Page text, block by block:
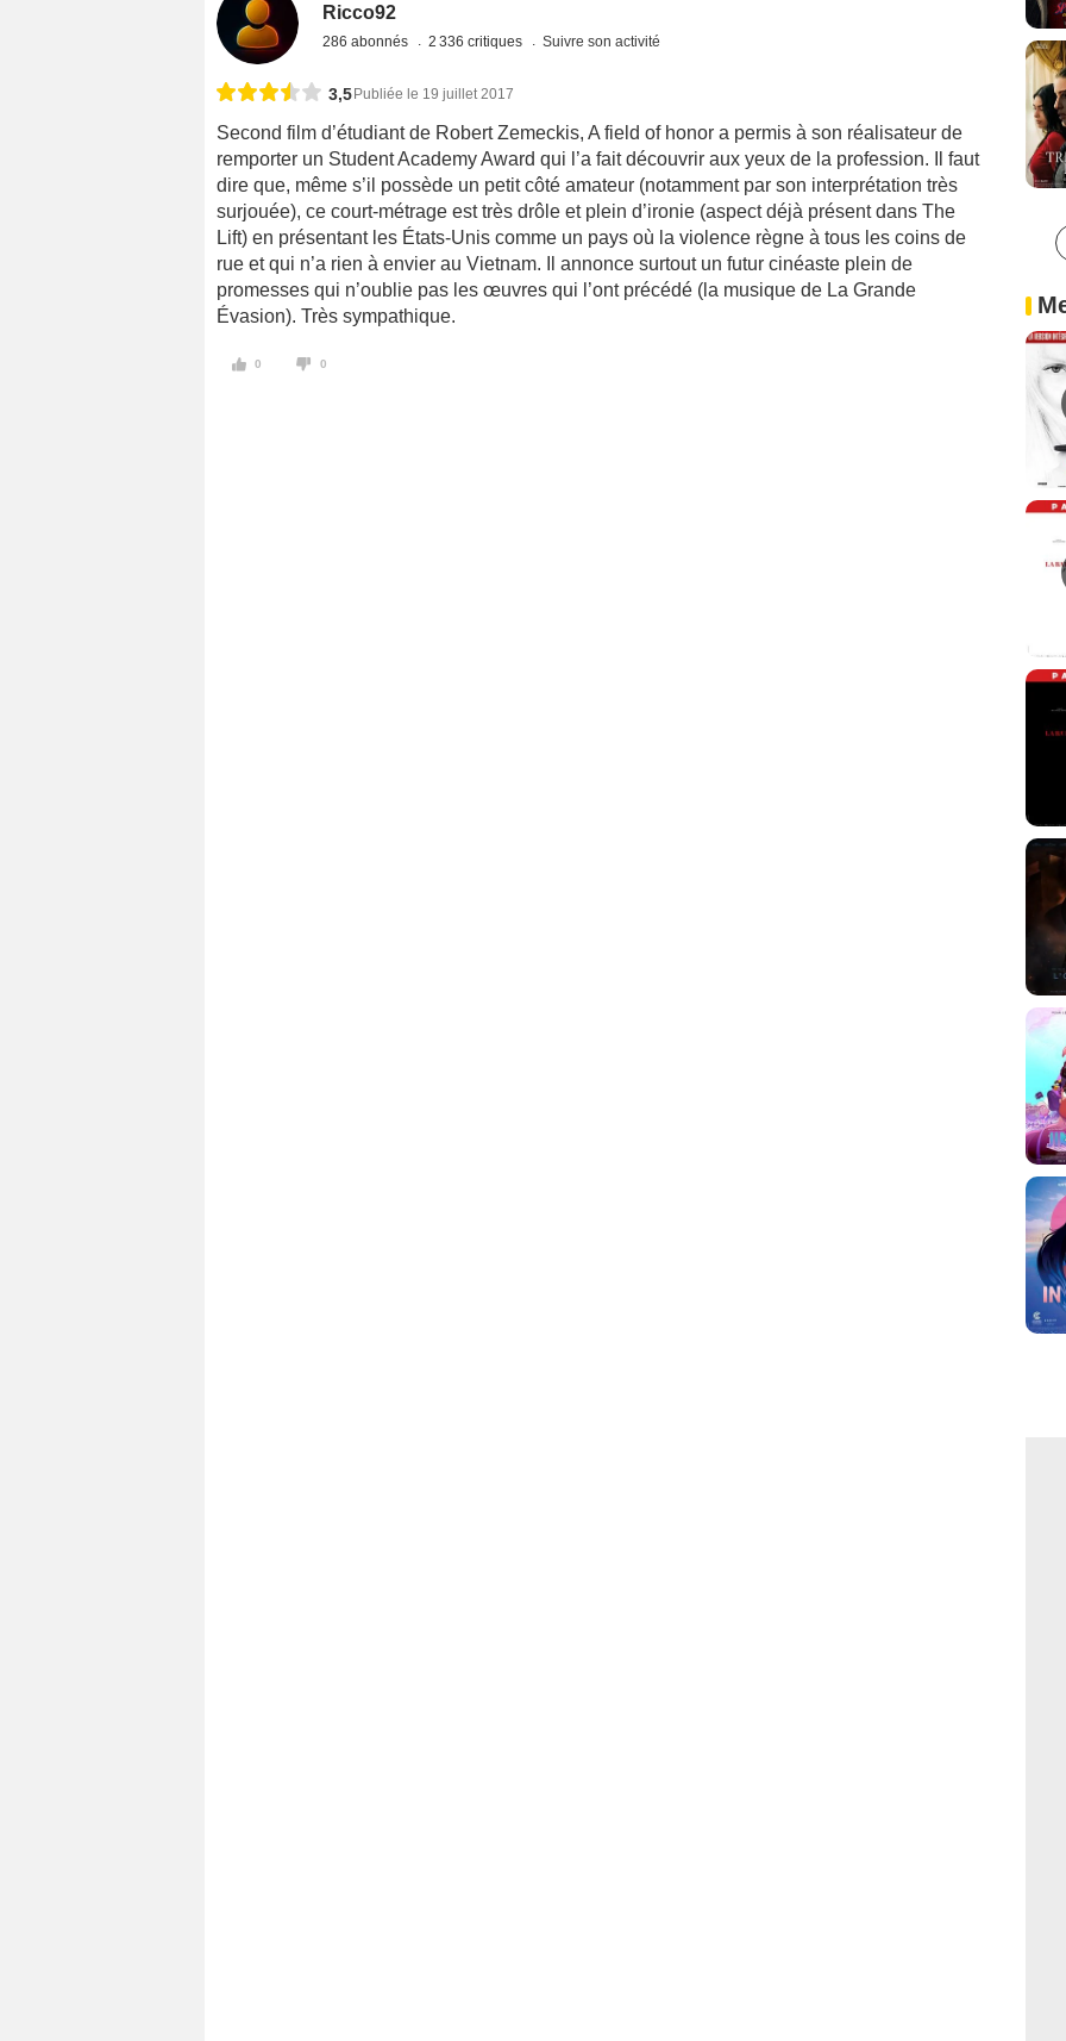
Ricco92
286 abonnés 2 336 critiques Suivre son activité
3,5Publiée le 19 juillet 2017
Second film d’étudiant de Robert Zemeckis, A field of honor a permis à son réalisateur de
remporter un Student Academy Award qui l’a fait découvrir aux yeux de la profession. Il faut
dire que, même s’il possède un petit côté amateur (notamment par son interprétation très
surjouée), ce court-métrage est très drôle et plein d’ironie (aspect déjà présent dans The
Lift) en présentant les États-Unis comme un pays où la violence règne à tous les coins de
rue et qui n’a rien à envier au Vietnam. Il annonce surtout un futur cinéaste plein de
promesses qui n’oublie pas les œuvres qui l’ont précédé (la musique de La Grande
Évasion). Très sympathique.
0 0